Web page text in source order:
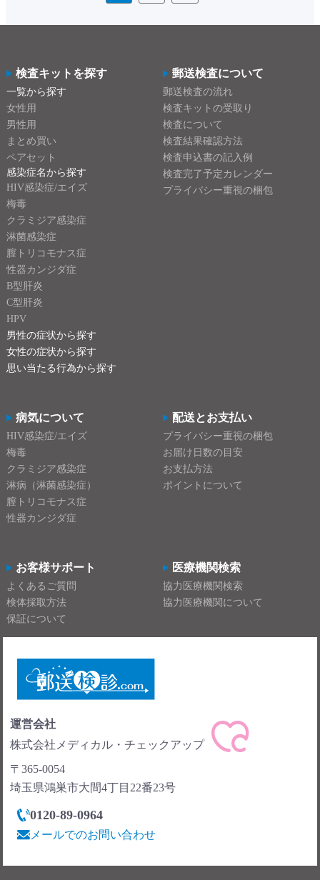
検査キットを探す
一覧から探す
女性用
男性用
まとめ買い
ペアセット
感染症名から探す
HIV感染症/エイズ
梅毒
クラミジア感染症
淋菌感染症
膣トリコモナス症
性器カンジダ症
B型肝炎
C型肝炎
HPV
男性の症状から探す
女性の症状から探す
思い当たる行為から探す
郵送検査について
郵送検査の流れ
検査キットの受取り
検査について
検査結果確認方法
検査申込書の記入例
検査完了予定カレンダー
プライバシー重視の梱包
病気について
HIV感染症/エイズ
梅毒
クラミジア感染症
淋病（淋菌感染症）
膣トリコモナス症
性器カンジダ症
配送とお支払い
プライバシー重視の梱包
お届け日数の目安
お支払方法
ポイントについて
お客様サポート
よくあるご質問
検体採取方法
保証について
医療機関検索
協力医療機関検索
協力医療機関について
運営会社
株式会社メディカル・チェックアップ
〒365-0054
埼玉県鴻巣市大間4丁目22番23号
0120-89-0964
メールでのお問い合わせ